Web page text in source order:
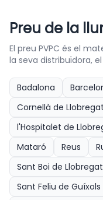
Preu de la
El preu PVPC és el
la seva distribuïdora,
Badalona
Cornellà de Llobregat
l'Hospitalet de
Mataró
Reus
Sant Boi de Llobregat
Sant Feliu de Guíxols